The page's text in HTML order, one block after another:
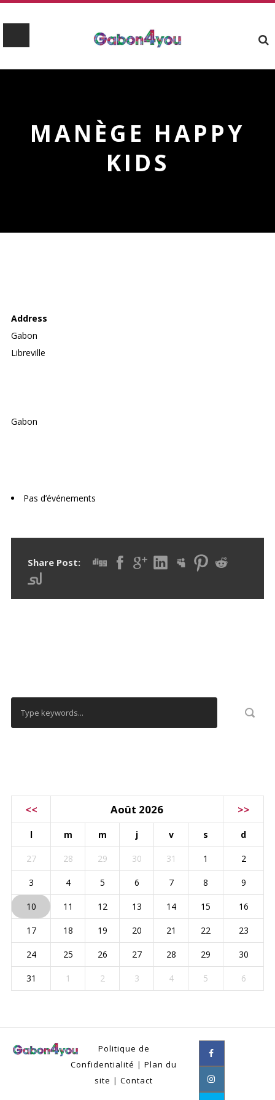
MANÈGE HAPPY
KIDS
Address
Gabon
Libreville
Gabon
Pas d’événements
Share Post:
<< Août 2026 >>
l m m j v s d
27 28 29 30 31 1 2
3 4 5 6 7 8 9
10 11 12 13 14 15 16
17 18 19 20 21 22 23
24 25 26 27 28 29 30
31 1 2 3 4 5 6
Politique de
Confidentialité | Plan du
site | Contact